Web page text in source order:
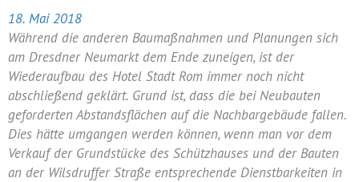
18. Mai 2018
Während die anderen Baumaßnahmen und Planungen sich
am Dresdner Neumarkt dem Ende zuneigen, ist der
Wiederaufbau des Hotel Stadt Rom immer noch nicht
abschließend geklärt. Grund ist, dass die bei Neubauten
geforderten Abstandsflächen auf die Nachbargebäude fallen.
Dies hätte umgangen werden können, wenn man vor dem
Verkauf der Grundstücke des Schützhauses und der Bauten
an der Wilsdruffer Straße entsprechende Dienstbarkeiten in